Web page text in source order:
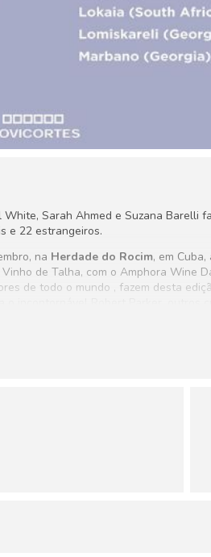
Sarah Ahmed e Suzana Barelli
e 22 estrangeiros.
na Herdade do Rocim, em
de Talha, com o Amphora Wine
de todo o mundo , fazem desta
dos consumidores em todo o mundo.